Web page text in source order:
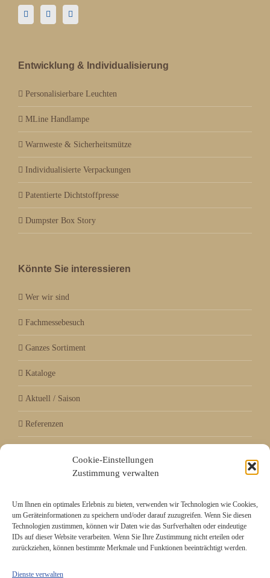
Cookie-Einstellungen
Zustimmung verwalten
Um Ihnen ein optimales Erlebnis zu bieten, verwenden wir Technologien wie Cookies,
um Geräteinformationen zu speichern und/oder darauf zuzugreifen. Wenn Sie diesen
Technologien zustimmen, können wir Daten wie das Surfverhalten oder eindeutige
IDs auf dieser Website verarbeiten. Wenn Sie Ihre Zustimmung nicht erteilen oder
zurückziehen, können bestimmte Merkmale und Funktionen beeinträchtigt werden.
Dienste verwalten
Entwicklung & Individualisierung
Personalisierbare Leuchten
MLine Handlampe
Warnweste & Sicherheitsmütze
Individualisierte Verpackungen
Patentierte Dichtstoffpresse
Dumpster Box Story
Könnte Sie interessieren
Wer wir sind
Fachmessebesuch
Ganzes Sortiment
Kataloge
Aktuell / Saison
Referenzen
Mitgliedschaft bei